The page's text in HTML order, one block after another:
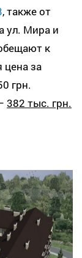
, также от
ул. Мира и
к
цена за
грн.
382 тыс. грн.